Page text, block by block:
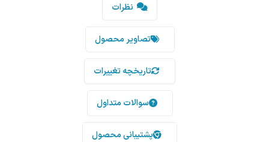
نظرات
تصاویر محصول
تاریخچه تغییرات
سوالات متداول
پشتیبانی محصول